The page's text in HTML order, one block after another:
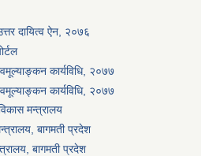
दायित्व ऐन, २०७६
कार्यविधि, २०७७
कार्यविधि, २०७७
मन्त्रालय
बागमती प्रदेश
बागमती प्रदेश